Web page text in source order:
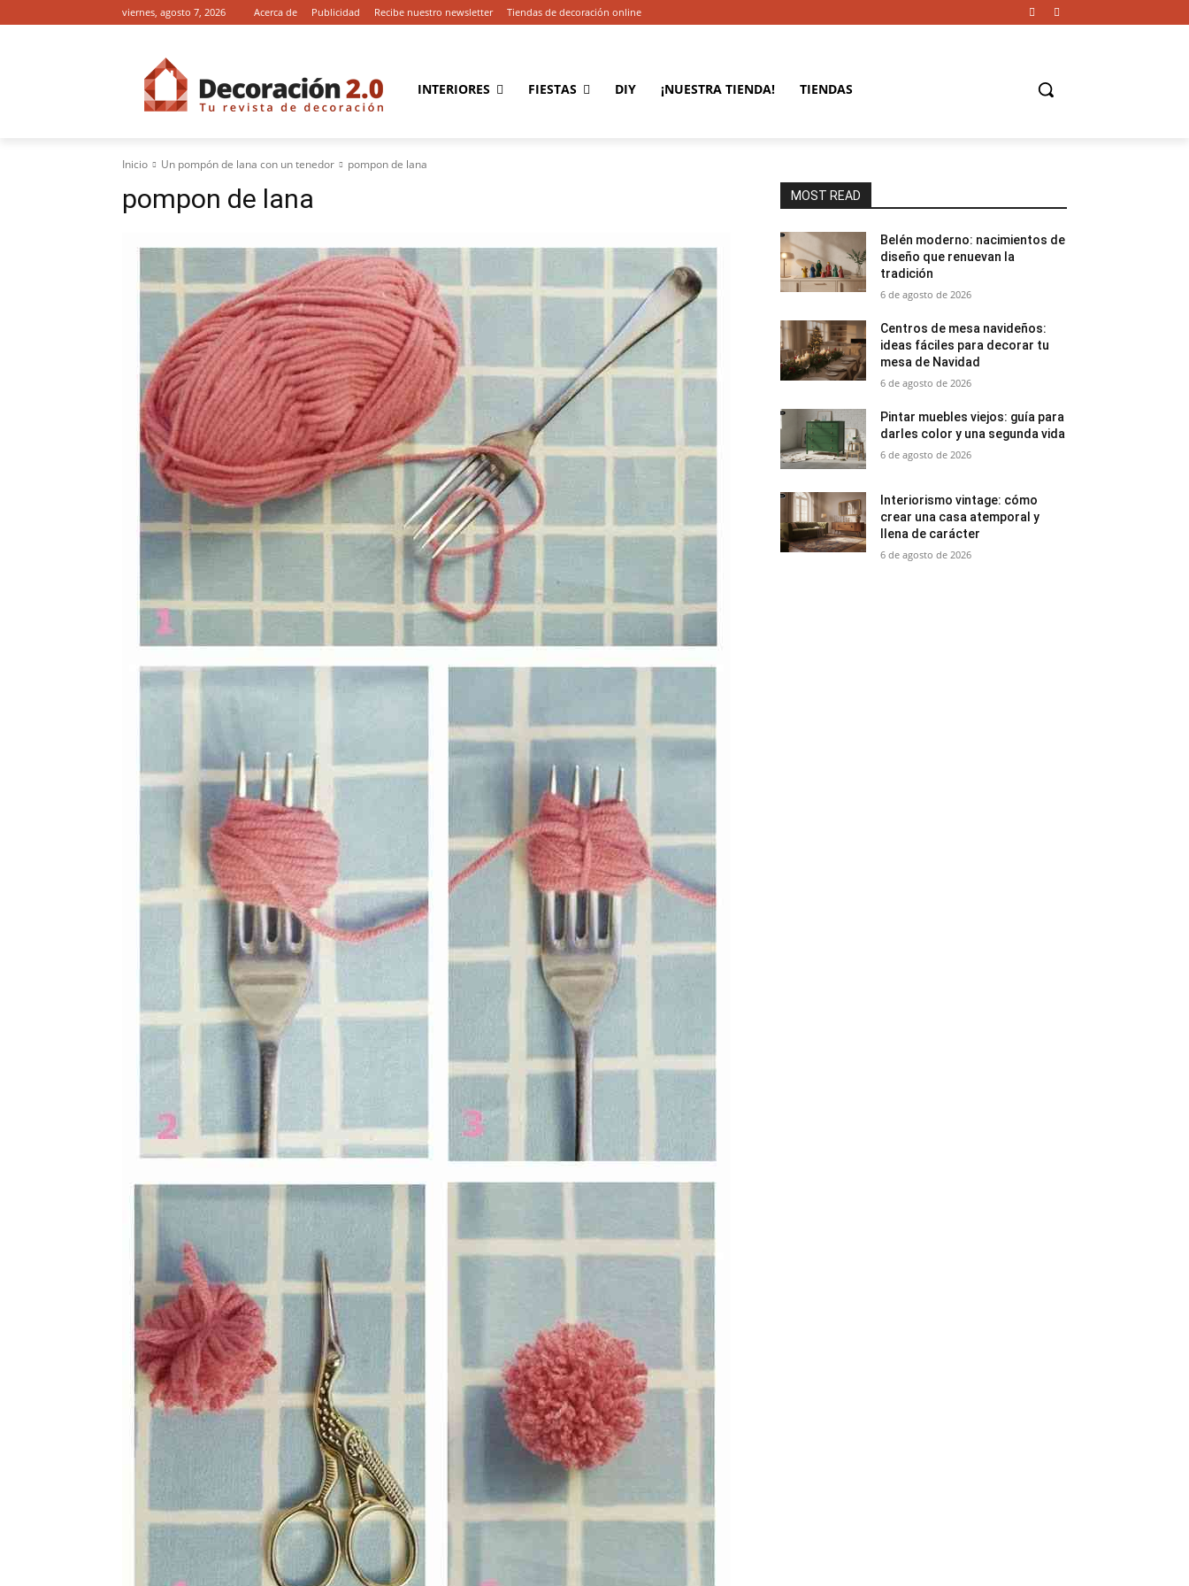
viernes, agosto 7, 2026 Acerca de Publicidad Recibe nuestro newsletter Tiendas de decoración online
INTERIORES FIESTAS DIY ¡NUESTRA TIENDA! TIENDAS
Inicio Un pompón de lana con un tenedor pompon de lana
pompon de lana MOST READ
Belén moderno: nacimientos de
diseño que renuevan la
tradición
6 de agosto de 2026
Centros de mesa navideños:
ideas fáciles para decorar tu
mesa de Navidad
6 de agosto de 2026
Pintar muebles viejos: guía para
darles color y una segunda vida
6 de agosto de 2026
Interiorismo vintage: cómo
crear una casa atemporal y
llena de carácter
6 de agosto de 2026